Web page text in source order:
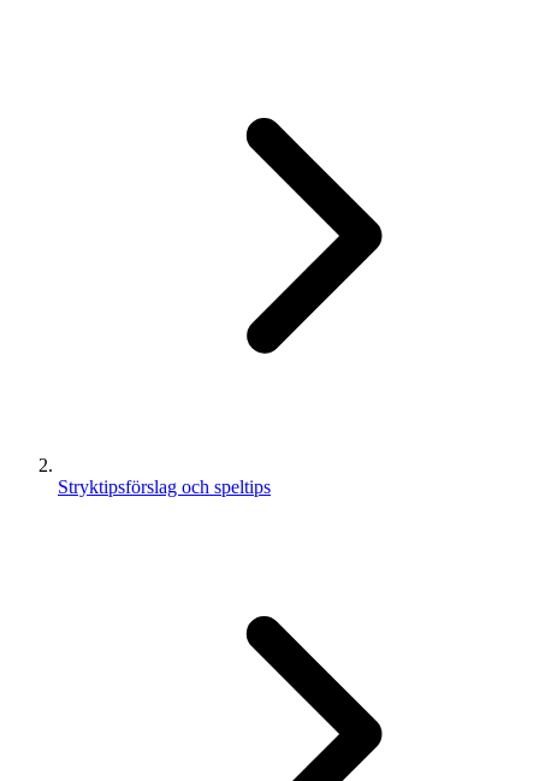
Stryktipsförslag och speltips